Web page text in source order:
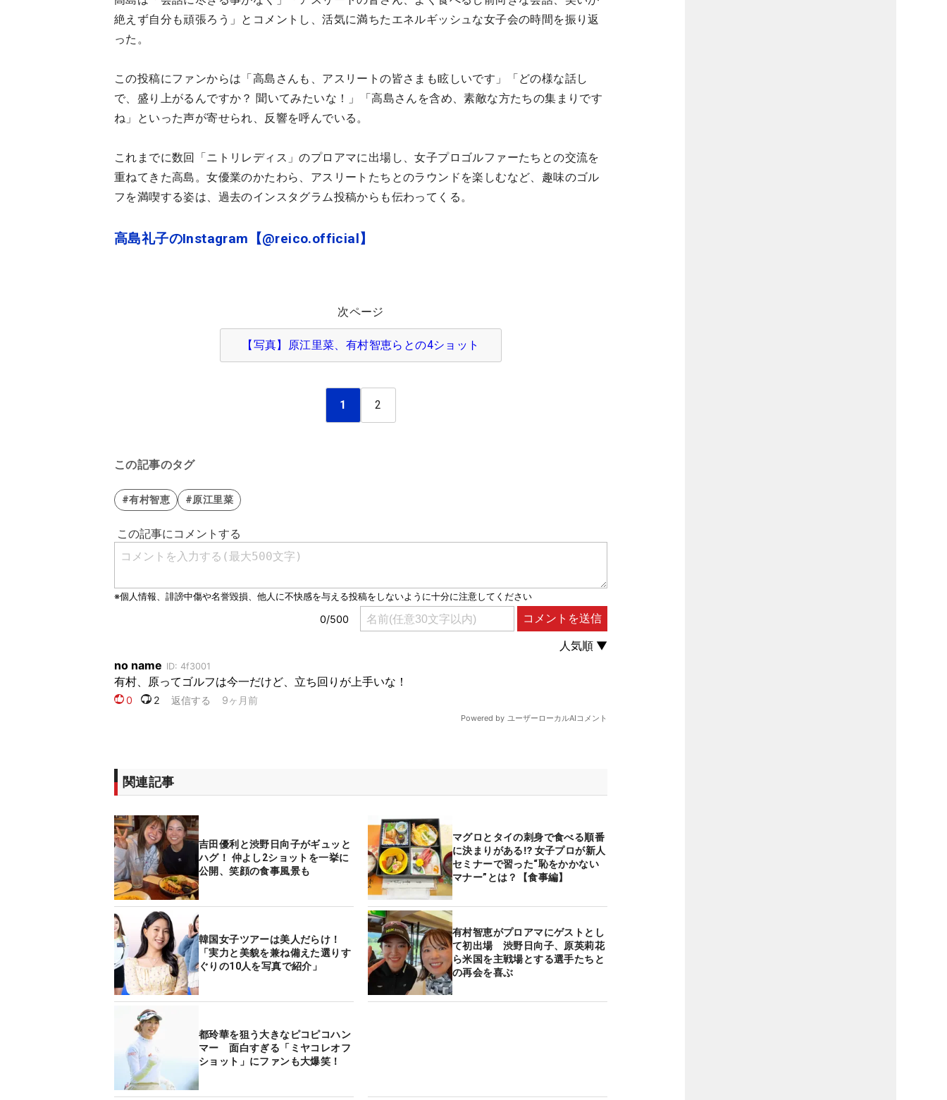
絶えず自分も頑張ろう」とコメントし、活気に満ちたエネルギッシュな女子会の時間を振り返
った。
この投稿にファンからは「高島さんも、アスリートの皆さまも眩しいです」「どの様な話し
で、盛り上がるんですか？ 聞いてみたいな！」「高島さんを含め、素敵な方たちの集まりです
ね」といった声が寄せられ、反響を呼んでいる。
これまでに数回「ニトリレディス」のプロアマに出場し、女子プロゴルファーたちとの交流を
重ねてきた高島。女優業のかたわら、アスリートたちとのラウンドを楽しむなど、趣味のゴル
フを満喫する姿は、過去のインスタグラム投稿からも伝わってくる。
高島礼子のInstagram【@reico.official】
次ページ
【写真】原江里菜、有村智恵らとの4ショット
1 2
この記事のタグ
#有村智恵 #原江里菜
関連記事
吉田優利と渋野日向子がギュッと
ハグ！ 仲よし2ショットを一挙に
公開、笑顔の食事風景も
マグロとタイの刺身で食べる順番
に決まりがある⁉ 女子プロが新人
セミナーで習った“恥をかかない
マナー”とは？【食事編】
韓国女子ツアーは美人だらけ！
「実力と美貌を兼ね備えた選りす
ぐりの10人を写真で紹介」
有村智恵がプロアマにゲストとし
て初出場 渋野日向子、原英莉花
ら米国を主戦場とする選手たちと
の再会を喜ぶ
都玲華を狙う大きなピコピコハン
マー 面白すぎる「ミヤコレオフ
ショット」にファンも大爆笑！